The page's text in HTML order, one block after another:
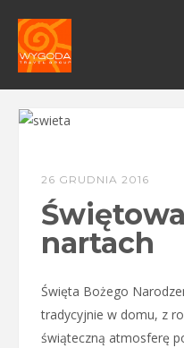
26 GRUDNIA 2016
nartach
Święta Bożego
tradycyjnie w domu, z
świąteczną atmosferę